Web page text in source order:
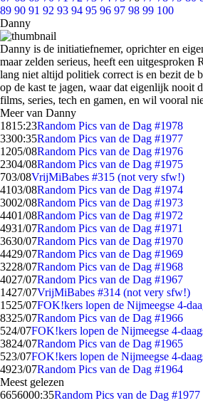
89 90 91 92 93 94 95 96 97 98 99 100
Danny
Danny is de initiatiefnemer, oprichter en
maar zelden serieus, heeft een uitgesproken
lang niet altijd politiek correct is en bezit de
op de kast te jagen, waar dat eigenlijk nooit
films, series, tech en gamen, en wil vooral
Meer van Danny
1815:23Random Pics van de Dag #1978
3300:35Random Pics van de Dag #1977
1205/08Random Pics van de Dag #1976
2304/08Random Pics van de Dag #1975
703/08VrijMiBabes #315 (not very sfw!)
4103/08Random Pics van de Dag #1974
3002/08Random Pics van de Dag #1973
4401/08Random Pics van de Dag #1972
4931/07Random Pics van de Dag #1971
3630/07Random Pics van de Dag #1970
4429/07Random Pics van de Dag #1969
3228/07Random Pics van de Dag #1968
4027/07Random Pics van de Dag #1967
1427/07VrijMiBabes #314 (not very sfw!)
1525/07FOK!kers lopen de Nijmeegse 4-
8325/07Random Pics van de Dag #1966
524/07FOK!kers lopen de Nijmeegse 4-
3824/07Random Pics van de Dag #1965
523/07FOK!kers lopen de Nijmeegse 4-
4923/07Random Pics van de Dag #1964
Meest gelezen
6656000:35Random Pics van de Dag #1977